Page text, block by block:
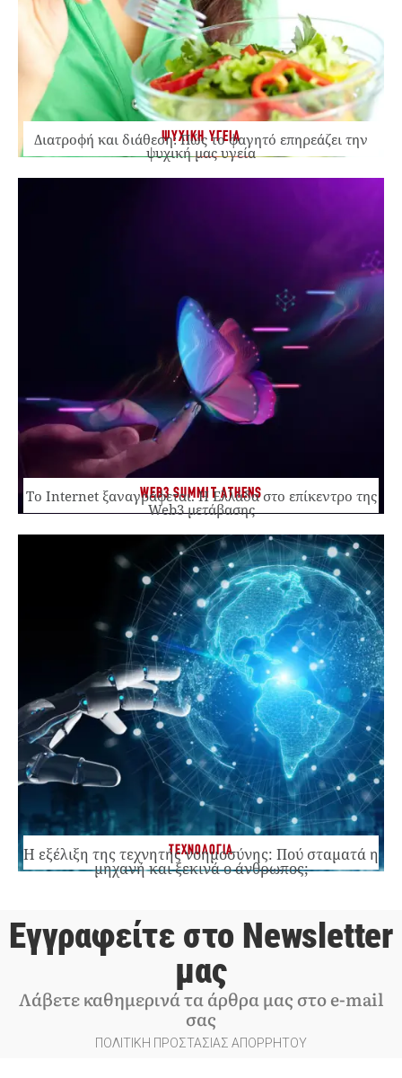
ΨΥΧΙΚΗ ΥΓΕΙΑ
Διατροφή και διάθεση: Πώς το φαγητό επηρεάζει την
ψυχική μας υγεία
WEB3 SUMMIT ATHENS
Το Internet ξαναγράφεται. Η Ελλάδα στο επίκεντρο της
Web3 μετάβασης
ΤΕΧΝΟΛΟΓΙΑ
Η εξέλιξη της τεχνητής νοημοσύνης: Πού σταματά η
μηχανή και ξεκινά ο άνθρωπος;
Εγγραφείτε στο Newsletter
μας
Λάβετε καθημερινά τα άρθρα μας στο e-mail
σας
ΠΟΛΙΤΙΚΗ ΠΡΟΣΤΑΣΙΑΣ ΑΠΟΡΡΗΤΟΥ